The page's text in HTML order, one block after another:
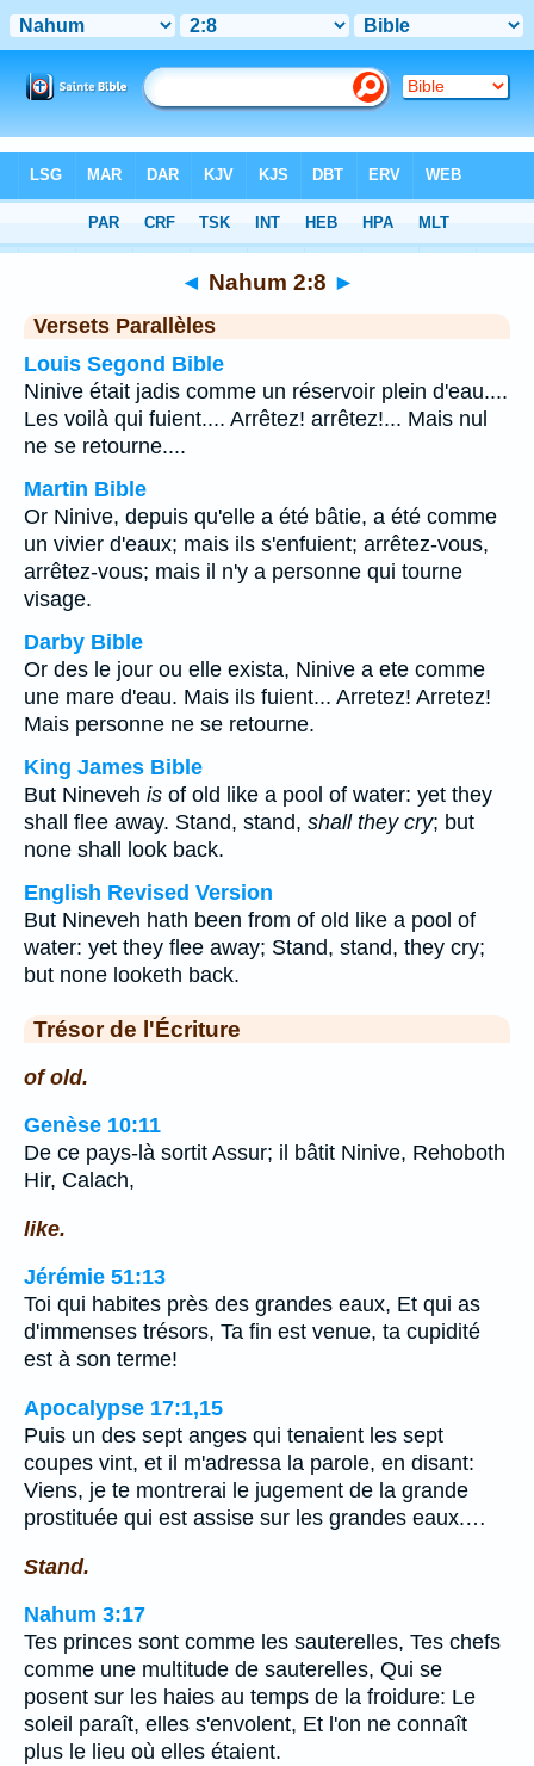
Chapitre 2> Verset 8
◄ Nahum 2:8 ►
Versets Parallèles
Louis Segond Bible
Ninive était jadis comme un réservoir plein d'eau....
Les voilà qui fuient.... Arrêtez! arrêtez!... Mais nul
ne se retourne....
Martin Bible
Or Ninive, depuis qu'elle a été bâtie, a été comme
un vivier d'eaux; mais ils s'enfuient; arrêtez-vous,
arrêtez-vous; mais il n'y a personne qui tourne
visage.
Darby Bible
Or des le jour ou elle exista, Ninive a ete comme
une mare d'eau. Mais ils fuient... Arretez! Arretez!
Mais personne ne se retourne.
King James Bible
But Nineveh is of old like a pool of water: yet they
shall flee away. Stand, stand, shall they cry; but
none shall look back.
English Revised Version
But Nineveh hath been from of old like a pool of
water: yet they flee away; Stand, stand, they cry;
but none looketh back.
Trésor de l'Écriture
of old.
Genèse 10:11
De ce pays-là sortit Assur; il bâtit Ninive, Rehoboth
Hir, Calach,
like.
Jérémie 51:13
Toi qui habites près des grandes eaux, Et qui as
d'immenses trésors, Ta fin est venue, ta cupidité
est à son terme!
Apocalypse 17:1,15
Puis un des sept anges qui tenaient les sept
coupes vint, et il m'adressa la parole, en disant:
Viens, je te montrerai le jugement de la grande
prostituée qui est assise sur les grandes eaux.…
Stand.
Nahum 3:17
Tes princes sont comme les sauterelles, Tes chefs
comme une multitude de sauterelles, Qui se
posent sur les haies au temps de la froidure: Le
soleil paraît, elles s'envolent, Et l'on ne connaît
plus le lieu où elles étaient.